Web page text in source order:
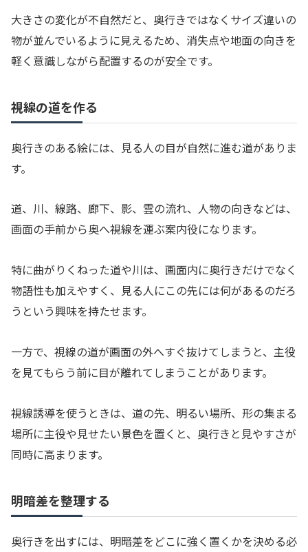
大きさの変化が不自然だと、奥行きではなくサイズ違いの
物が並んでいるように見えるため、消失点や地面の向きを
軽く意識しながら配置するのが安全です。
視線の道を作る
奥行きのある絵には、見る人の目が自然に進む道がありま
す。
道、川、線路、廊下、影、雲の流れ、人物の向きなどは、
画面の手前から奥へ視線を運ぶ案内役になります。
特に曲がりくねった道や川は、画面内に奥行きだけでなく
物語性も加えやすく、見る人にこの先には何があるのだろ
うという興味を持たせます。
一方で、視線の道が画面の外へすぐ抜けてしまうと、主役
を見てもらう前に目が離れてしまうことがあります。
視線誘導を使うときは、道の先、明るい場所、形の集まる
場所に主役や見せたい景色を置くと、奥行きと見やすさが
同時に高まります。
明暗差を整理する
奥行きを出すには、明暗差をどこに強く置くかを決める必